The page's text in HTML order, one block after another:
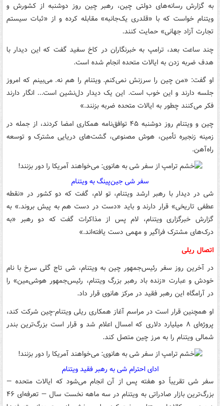
به گزارش رسانه‌های دولتی چین، رهبر چین روز دوشنبه از کشورش و
ویتنام خواست که با «قلدری یک‌جانبه» مقابله کرده و از «ثبات سیستم
تجارت آزاد جهانی» حمایت کنند.
چند ساعت بعد، ترامپ به خبرنگاران در کاخ سفید گفت که این دیدار با
هدف ضربه زدن به ایالات متحده انجام شده است.
او گفت: «من چین را سرزنش نمی‌کنم. ویتنام را هم نه. می‌بینم که امروز
جلسه دارند و این خوب است. این یک دیدار دل‌نشین است... انگار دارند
فکر می‌کنند چطور به ایالات متحده ضربه بزنند.»
چین و ویتنام روز دوشنبه ۴۵ توافق‌نامه همکاری امضا کردند، از جمله در
زمینه زنجیره تأمین، هوش مصنوعی، گشت‌های دریایی مشترک و توسعه
راه‌آهن.
سفر شی جین‌پینگ به ویتنام
شی در دیدار با رهبر ارشد ویتنام، تو لام، گفت که دو کشور در «نقطه
عطفی تاریخی» قرار دارند و باید «دست در دست هم به پیش بروند.» به
گزارش خبرگزاری ویتنام، لام پس از مذاکرات گفت که دو رهبر «به
درک‌های مشترک فراگیر و مهمی دست یافته‌اند.»
اتصال ریلی
در آخرین روز سفر رئیس‌جمهور چین به ویتنام، شی تاج گلی سرخ با نام
خودش و عبارت «زنده باد رهبر بزرگ ویتنام، رئیس‌جمهور هوشی‌مین» را
در آرامگاه این رهبر فقید در مرکز هانوی قرار داد.
او همچنین قرار است در مراسم آغاز همکاری ریلی ویتنام-چین شرکت کند،
پروژه‌ای ۸ میلیارد دلاری که امسال اعلام شد و قرار است بزرگ‌ترین بندر
شمالی ویتنام را به مرز چین متصل کند.
ادای احترام شی به رهبر فقید ویتنام
سفر شی تقریباً دو هفته پس از آن انجام می‌شود که ایالات متحده —
بزرگ‌ترین بازار صادراتی به ویتنام در سه ماهه نخست سال — تعرفه‌ای ۴۶